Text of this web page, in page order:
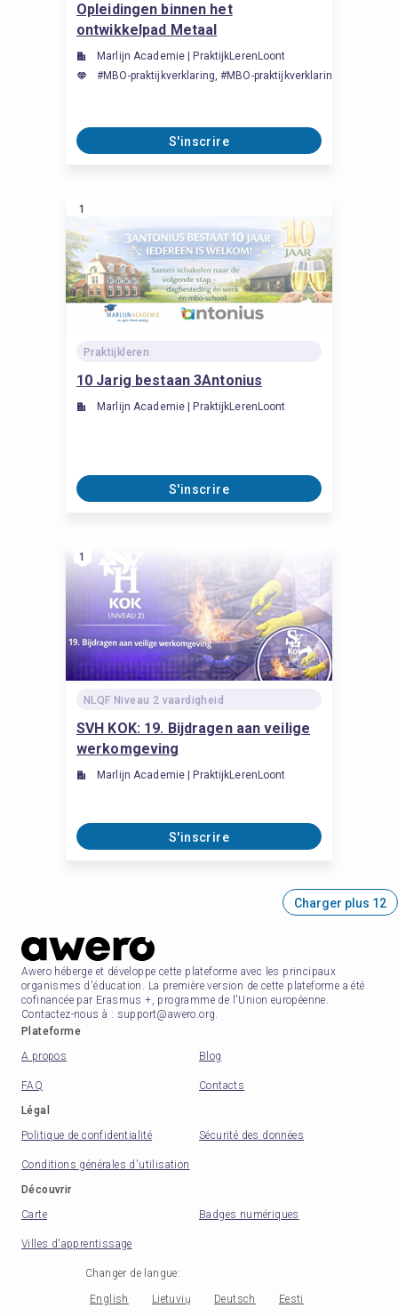
Opleidingen binnen het
ontwikkelpad Metaal
Marlijn Academie | PraktijkLerenLoont
#MBO-praktijkverklaring, #MBO-praktijkverklaring, #MBO-
S'inscrire
1
Praktijkleren
10 Jarig bestaan 3Antonius
Marlijn Academie | PraktijkLerenLoont
S'inscrire
1
NLQF Niveau 2 vaardigheid
SVH KOK: 19. Bijdragen aan veilige
werkomgeving
Marlijn Academie | PraktijkLerenLoont
S'inscrire
Charger plus 12
Awero héberge et développe cette plateforme avec les principaux
organismes d'éducation. La première version de cette plateforme a été
cofinancée par Erasmus +, programme de l'Union européenne.
Contactez-nous à : support@awero.org.
Plateforme
A propos
Blog
FAQ
Contacts
Légal
Politique de confidentialité
Sécurité des données
Conditions générales d'utilisation
Découvrir
Carte
Badges numériques
Villes d'apprentissage
Changer de langue:
English Lietuvių Deutsch
Eesti